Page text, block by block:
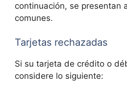
continuación, se presentan
comunes.
Tarjetas rechazadas
Si su tarjeta de crédito o
considere lo siguiente: